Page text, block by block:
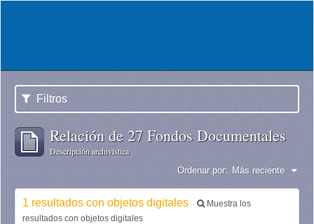
Filtros
Relación de 27 Fondos Documentales
Descripción archivística
Ordenar por: Más reciente
1 resultados con objetos digitales
Muestra los
resultados con objetos digitales